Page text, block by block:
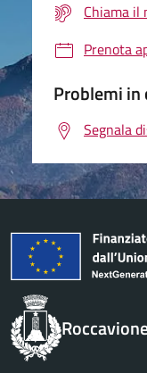
Chiama il
Prenota
Problemi in
Segnala